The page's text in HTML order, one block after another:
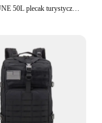
WESTTUNE 50L plecak turystyczny z osłoną przeciwdeszczową wielofunkcyjny torba alpinistyczna plecak do podróży Trekking Camping